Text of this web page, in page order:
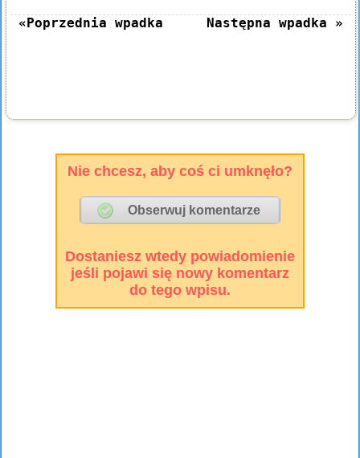
«Poprzednia wpadka Następna wpadka »
Nie chcesz, aby coś ci umknęło?
Dostaniesz wtedy powiadomienie
jeśli pojawi się nowy komentarz
do tego wpisu.